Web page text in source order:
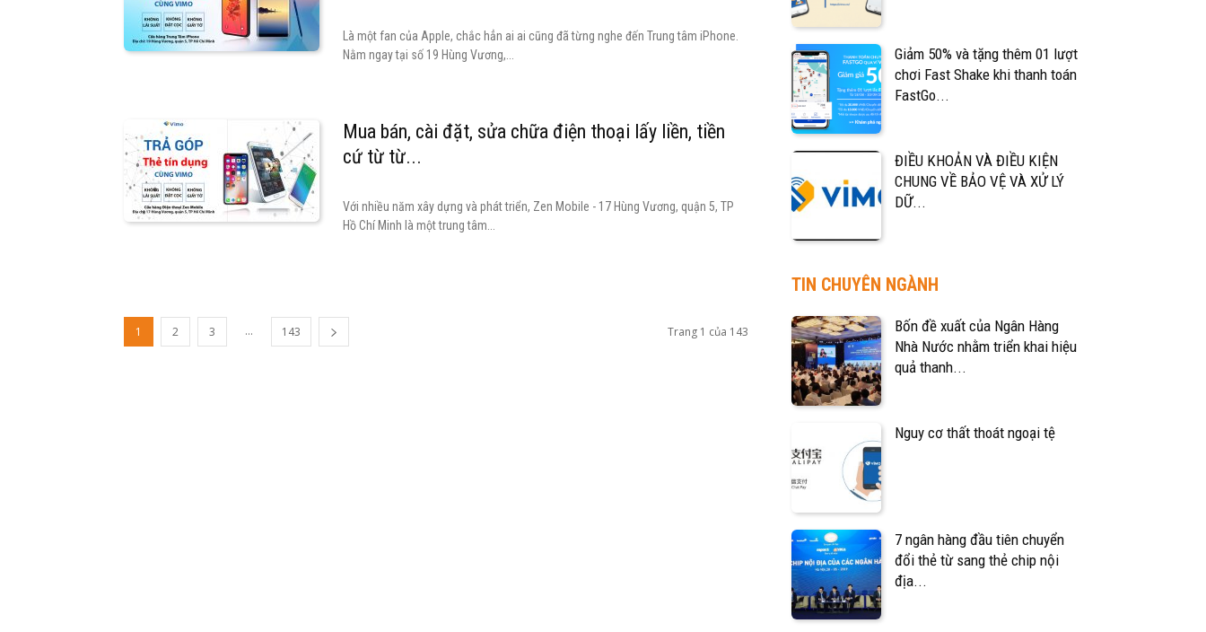
Là một fan của Apple, chắc hẳn ai ai cũng đã từng nghe đến Trung tâm iPhone.
Nằm ngay tại số 19 Hùng Vương,...
Mua bán, cài đặt, sửa chữa điện thoại lấy liền, tiền
cứ từ từ...
Với nhiều năm xây dựng và phát triển, Zen Mobile - 17 Hùng Vương, quận 5, TP
Hồ Chí Minh là một trung tâm...
1 2 3 ... 143 Trang 1 của 143
Giảm 50% và tặng thêm 01 lượt
chơi Fast Shake khi thanh toán
FastGo...
ĐIỀU KHOẢN VÀ ĐIỀU KIỆN
CHUNG VỀ BẢO VỆ VÀ XỬ LÝ
DỮ...
TIN CHUYÊN NGÀNH
Bốn đề xuất của Ngân Hàng
Nhà Nước nhằm triển khai hiệu
quả thanh...
Nguy cơ thất thoát ngoại tệ
7 ngân hàng đầu tiên chuyển
đổi thẻ từ sang thẻ chip nội
địa...